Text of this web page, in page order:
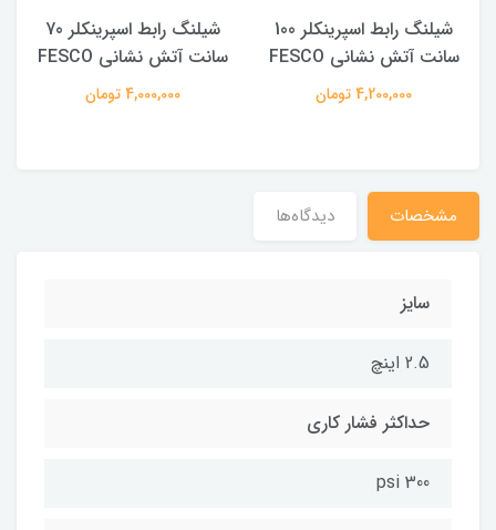
شیلنگ رابط اسپرینکلر 100
سانت آتش نشانی FESCO
4,200,000 تومان
شیلنگ رابط اسپرینکلر 70
سانت آتش نشانی FESCO
4,000,000 تومان
مشخصات دیدگاه‌ها
سایز
2.5 اینچ
حداکثر فشار کاری
300 psi